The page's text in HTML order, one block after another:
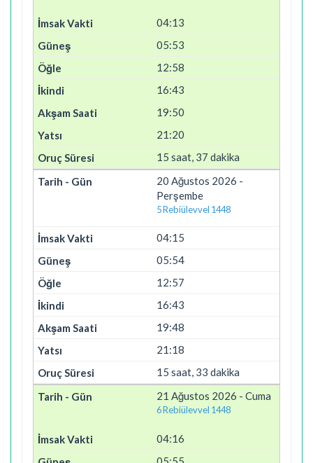
04:13
05:53
12:58
16:43
19:50
21:20
15 saat, 37 dakika
20 Ağustos 2026 -
Perşembe
5 Rebiülevvel 1448
04:15
05:54
12:57
16:43
19:48
21:18
15 saat, 33 dakika
21 Ağustos 2026 - Cuma
6 Rebiülevvel 1448
04:16